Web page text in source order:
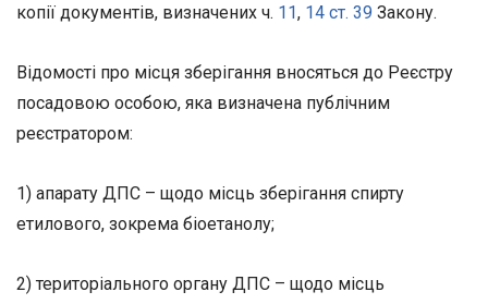
копії документів, визначених ч. 11, 14 ст. 39 Закону.
Відомості про місця зберігання вносяться до Реєстру
посадовою особою, яка визначена публічним
реєстратором:
1) апарату ДПС – щодо місць зберігання спирту
етилового, зокрема біоетанолу;
2) територіального органу ДПС – щодо місць